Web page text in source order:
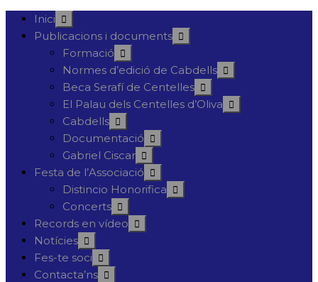
Inici
Publicacions i documents
Formació
Normes d’edició de Cabdells
Beca Serafí de Centelles
El Palau dels Centelles d’Oliva
Cabdells
Documentació
Gabriel Ciscar
Festa de l’Associació
Distincio Honorifica
Concerts
Records en vídeo
Notícies
Fes-te soci
Contacta’ns